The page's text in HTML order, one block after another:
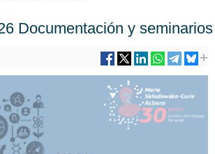
Documentación y seminarios